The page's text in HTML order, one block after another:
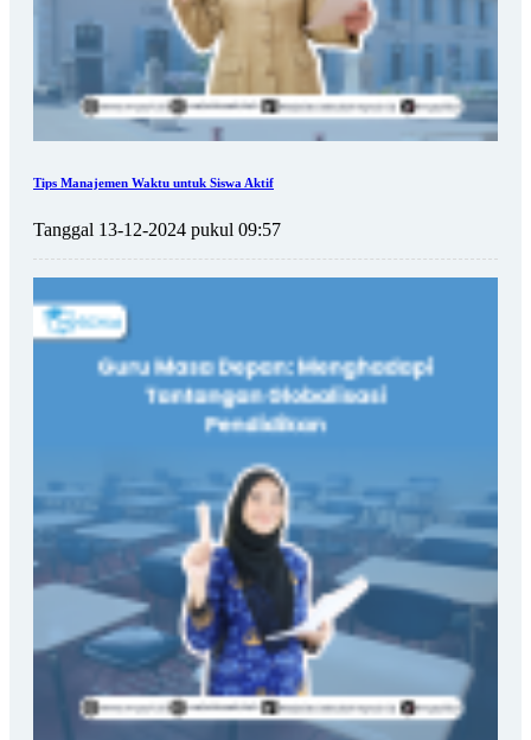
Tips Manajemen Waktu untuk Siswa Aktif
Tanggal 13-12-2024 pukul 09:57